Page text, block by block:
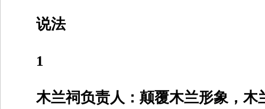
说法
1
木兰祠负责人：颠覆木兰形象，木